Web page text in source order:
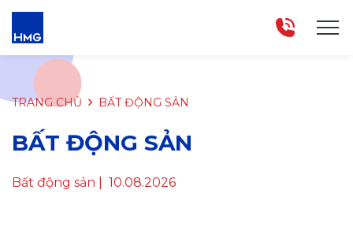
TRANG CHỦ BẤT ĐỘNG SẢN
BẤT ĐỘNG SẢN
Bất động sản | 10.08.2026